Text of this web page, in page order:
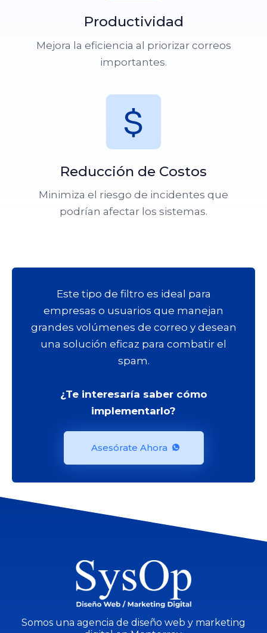
Productividad
Mejora la eficiencia al priorizar correos
importantes.
Reducción de Costos
Minimiza el riesgo de incidentes que
podrían afectar los sistemas.
Este tipo de filtro es ideal para
empresas o usuarios que manejan
grandes volúmenes de correo y desean
una solución eficaz para combatir el
spam.
¿Te interesaría saber cómo
implementarlo?
Asesórate Ahora
Somos una agencia de diseño web y marketing